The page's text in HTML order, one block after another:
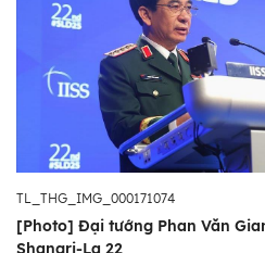
TL_THG_IMG_000171074
[Photo] Đại tướng Phan Văn
Shangri-La 22